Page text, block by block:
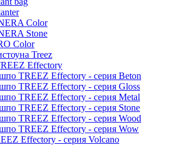
Color
Stone
Color
Treez
Effectory
TREEZ Effectory - серия Beton
TREEZ Effectory - серия Gloss
TREEZ Effectory - серия Metal
TREEZ Effectory - серия Stone
TREEZ Effectory - серия Wood
TREEZ Effectory - серия Wow
Effectory - серия Volcano